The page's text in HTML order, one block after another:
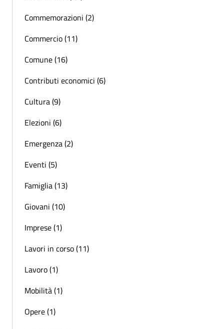
Commemorazioni (2)
Commercio (11)
Comune (16)
Contributi economici (6)
Cultura (9)
Elezioni (6)
Emergenza (2)
Eventi (5)
Famiglia (13)
Giovani (10)
Imprese (1)
Lavori in corso (11)
Lavoro (1)
Mobilità (1)
Opere (1)